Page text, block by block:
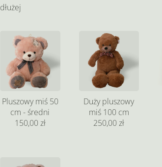
dłużej
Pluszowy miś 50
cm - średni
150,00 zł
Duży pluszowy
miś 100 cm
250,00 zł